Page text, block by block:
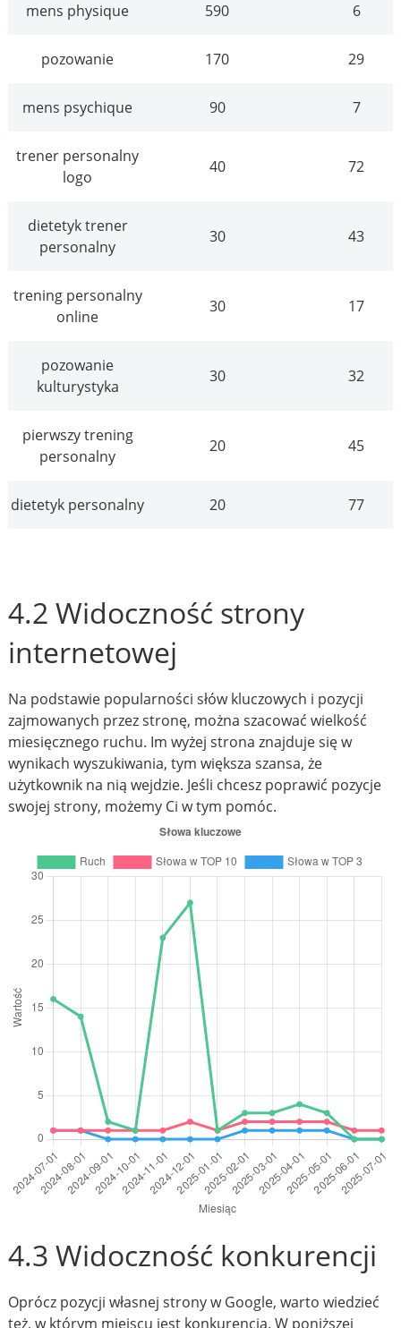
mens physique 590 6
pozowanie 170 29
mens psychique 90 7
trener personalny
logo
40 72
dietetyk trener
personalny
30 43
trening personalny
online
30 17
pozowanie
kulturystyka
30 32
pierwszy trening
personalny
20 45
dietetyk personalny 20 77
4.2 Widoczność strony
internetowej
Na podstawie popularności słów kluczowych i pozycji
zajmowanych przez stronę, można szacować wielkość
miesięcznego ruchu. Im wyżej strona znajduje się w
wynikach wyszukiwania, tym większa szansa, że
użytkownik na nią wejdzie. Jeśli chcesz poprawić pozycje
swojej strony, możemy Ci w tym pomóc.
4.3 Widoczność konkurencji
Oprócz pozycji własnej strony w Google, warto wiedzieć
też, w którym miejscu jest konkurencja. W poniższej